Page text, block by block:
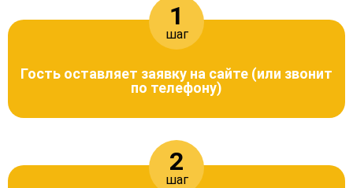
1
шаг
Гость оставляет заявку на сайте (или звонит
по телефону)
2
шаг